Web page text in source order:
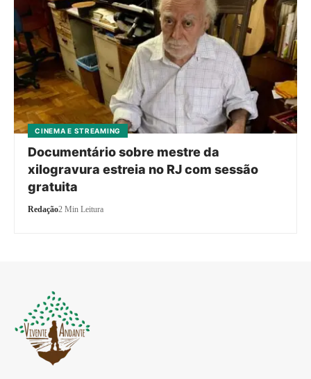
CINEMA E STREAMING
Documentário sobre mestre da
xilogravura estreia no RJ com sessão
gratuita
Redação2 Min Leitura